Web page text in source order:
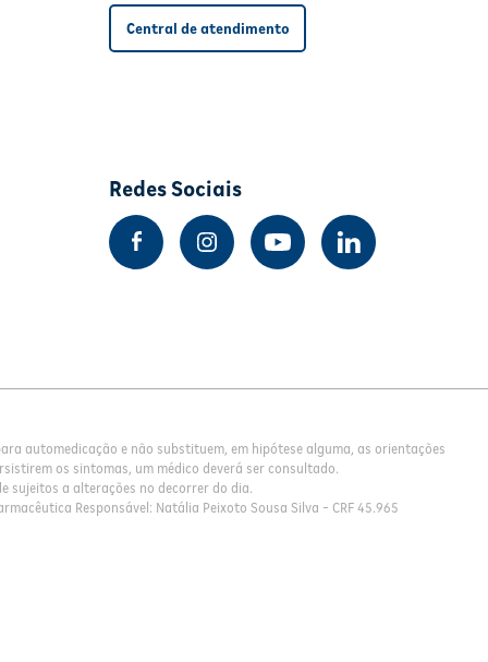
Central de atendimento
Redes Sociais
automedicação e não substituem, em hipótese alguma, as orientações
os sintomas, um médico deverá ser consultado.
sujeitos a alterações no decorrer do dia.
Responsável: Natália Peixoto Sousa Silva - CRF 45.965